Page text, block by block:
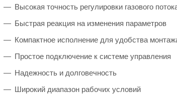
Высокая точность регулировки газового
Быстрая реакция на изменения параметров
Компактное исполнение для удобства
Простое подключение к системе управления
Надежность и долговечность
Широкий диапазон рабочих условий